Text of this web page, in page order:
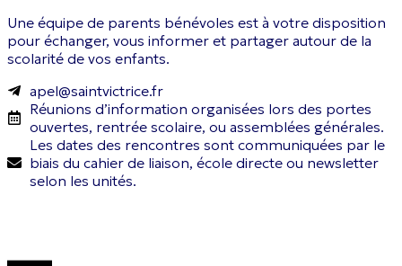
Une équipe de parents bénévoles est à votre disposition
pour échanger, vous informer et partager autour de la
scolarité de vos enfants.
apel@saintvictrice.fr
Réunions d’information organisées lors des portes
ouvertes, rentrée scolaire, ou assemblées générales.
Les dates des rencontres sont communiquées par le
biais du cahier de liaison, école directe ou newsletter
selon les unités.